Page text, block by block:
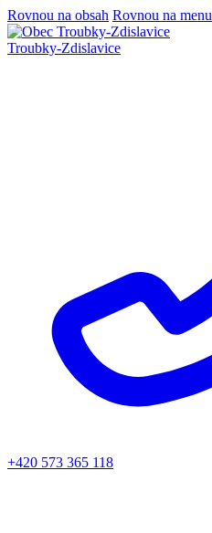
Rovnou na obsah Rovnou na menu
Troubky-Zdislavice
+420 573 365 118